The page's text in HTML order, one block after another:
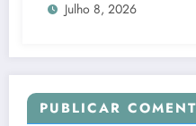
Julho 8, 2026
PUBLICAR